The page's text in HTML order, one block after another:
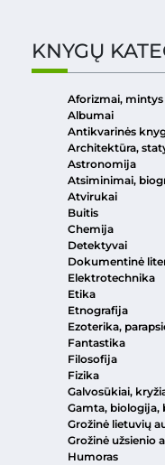
KNYGŲ
Aforizmai, mintys
Albumai
Antikvarinės
Architektūra,
Astronomija
Atsiminimai,
Atvirukai
Buitis
Chemija
Detektyvai
Dokumentinė
Elektrotechnika
Etika
Etnografija
Ezoterika,
Fantastika
Filosofija
Fizika
Galvosūkiai,
Gamta, biologija,
Grožinė lietuvių
Grožinė užsienio
Humoras